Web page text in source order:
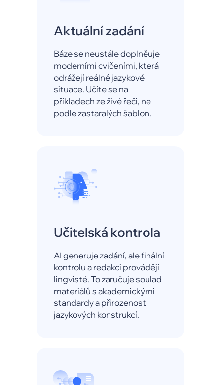
Aktuální zadání
Báze se neustále doplněuje
moderními cvičeními, která
odrážejí reálné jazykové
situace. Učíte se na
příkladech ze živé řeči, ne
podle zastaralých šablon.
Učitelská kontrola
AI generuje zadání, ale finální
kontrolu a redakci provádějí
lingvisté. To zaručuje soulad
materiálů s akademickými
standardy a přirozenost
jazykových konstrukcí.